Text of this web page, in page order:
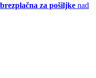
za pošiljke nad